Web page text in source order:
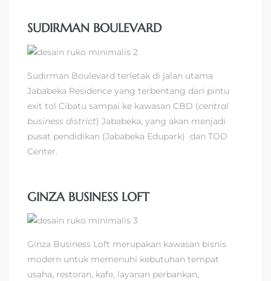
SUDIRMAN BOULEVARD
Sudirman Boulevard terletak di jalan utama
Jababeka Residence yang terbentang dari pintu
exit tol Cibatu sampai ke kawasan CBD (central
business district) Jababeka, yang akan menjadi
pusat pendidikan (Jababeka Edupark) dan TOD
Center.
GINZA BUSINESS LOFT
Ginza Business Loft merupakan kawasan bisnis
modern untuk memenuhi kebutuhan tempat
usaha, restoran, kafe, layanan perbankan,